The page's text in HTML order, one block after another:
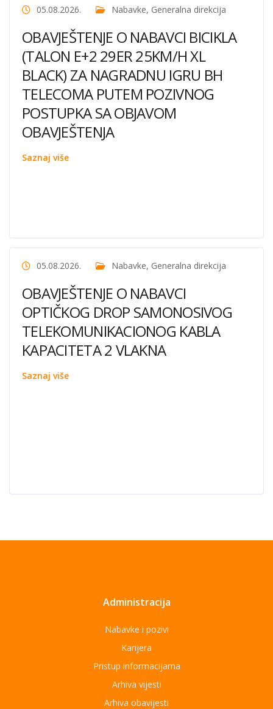
05.08.2026. Nabavke, Generalna direkcija
OBAVJEŠTENJE O NABAVCI BICIKLA
(TALON E+2 29ER 25KM/H XL
BLACK) ZA NAGRADNU IGRU BH
TELECOMA PUTEM POZIVNOG
POSTUPKA SA OBJAVOM
OBAVJEŠTENJA
Saznaj više
05.08.2026. Nabavke, Generalna direkcija
OBAVJEŠTENJE O NABAVCI
OPTIČKOG DROP SAMONOSIVOG
TELEKOMUNIKACIONOG KABLA
KAPACITETA 2 VLAKNA
Saznaj više
Administracija
Nabavke i pozivi
Karijera
Pristup informacijama
Arhiva vijesti
Arhiva obavijesti